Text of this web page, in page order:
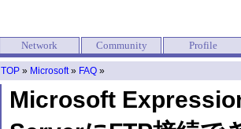
Network Community Profile
TOP » Microsoft» FAQ »
Microsoft